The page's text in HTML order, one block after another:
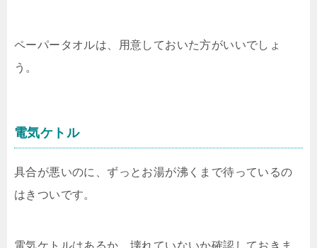
ペーパータオルは、用意しておいた方がいいでしょ
う。
電気ケトル
具合が悪いのに、ずっとお湯が沸くまで待っているの
はきついです。